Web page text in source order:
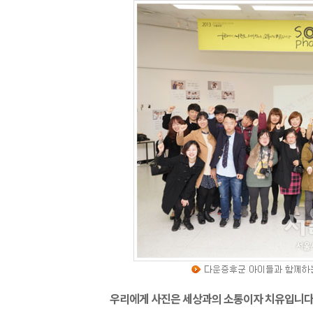
우리에게 사진은 세상과의 소통이자 치유입니다